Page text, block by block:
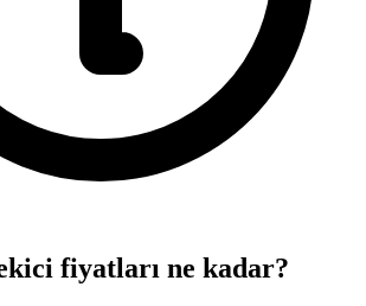
fiyatları ne kadar?